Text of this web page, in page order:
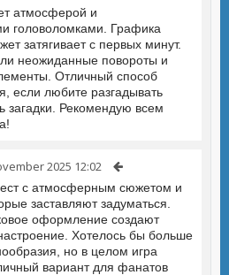
атмосферой и
головоломками. Графика
затягивает с первых минут.
неожиданные повороты и
Отличный способ
если любите разгадывать
загадки. Рекомендую всем
2025 12:02
с атмосферным сюжетом и
заставляют задуматься.
оформление создают
Хотелось бы больше
но в целом игра
вариант для фанатов